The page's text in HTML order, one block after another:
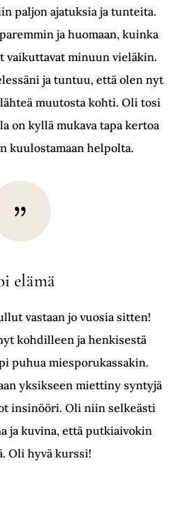
paljon ajatuksia ja tunteita.
ja huomaan, kuinka
vaikuttavat minuun vieläkin.
ja tuntuu, että olen nyt
muutosta kohti. Oli tosi
on kyllä mukava tapa kertoa
kuulostamaan helpolta.
{
elämä
vastaan jo vuosia sitten!
kohdilleen ja henkisestä
puhua miesporukassakin.
yksikseen miettiny syntyjä
insinööri. Oli niin selkeästi
ja kuvina, että putkiaivokin
Oli hyvä kurssi!